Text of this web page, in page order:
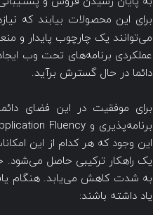
برای این محصولات بیابند که
عملکردی برنامه‌های تحت وب
دائما در حال گسترش برآید.
برای موفقیت در این فضای
این وجود که هر کدام از این
یک راهکار ترکیبی حاصل می‌شود.
یاد داشته باشند: